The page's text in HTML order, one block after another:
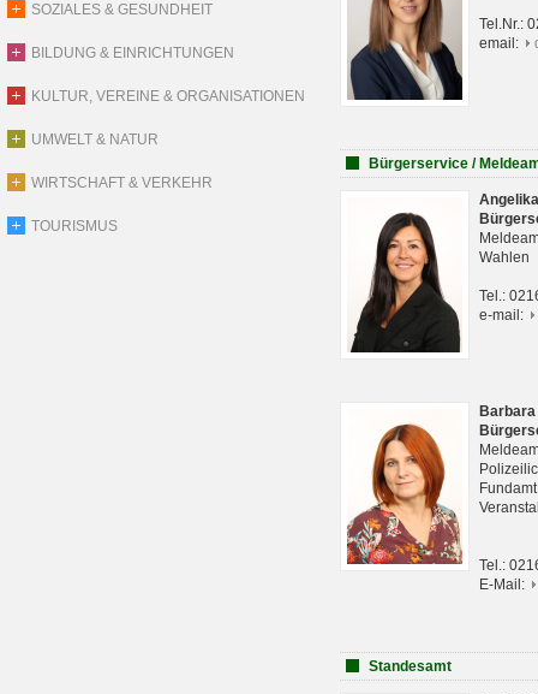
SOZIALES & GESUNDHEIT
BILDUNG & EINRICHTUNGEN
KULTUR, VEREINE & ORGANISATIONEN
UMWELT & NATUR
WIRTSCHAFT & VERKEHR
TOURISMUS
Tel.Nr.:
email:
Bürgerservice /
Wahlen
Tel.:
e-mail:
Tel.:
E-Mail:
Standesamt